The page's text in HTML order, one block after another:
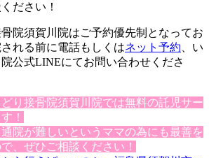
ださい！
院須賀川院はご予約優先制となってお
れる前に電話もしくはネット予約 、い
公式LINEにてお問い合わせくださ
り接骨院須賀川院では無料の託児サー
！
院が難しいというママの為にも最善を
、ぜひご相談ください！